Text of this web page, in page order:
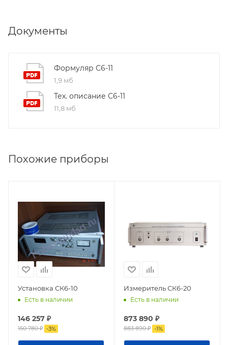
Документы
Формуляр С6-11
1,9 мб
Тех. описание С6-11
11,8 мб
Похожие приборы
Установка СК6-10
Есть в наличии
146 257 ₽
150 780₽ -3%
Измеритель СК6-20
Есть в наличии
873 890 ₽
883 890₽ -1%